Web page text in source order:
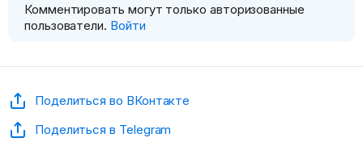
Комментировать могут только авторизованные
пользователи. Войти
Поделиться во ВКонтакте
Поделиться в Telegram